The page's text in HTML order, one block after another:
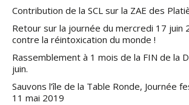
Contribution de la SCL sur la ZAE des
Retour sur la journée du mercredi 17 juin
contre la réintoxication du monde !
Rassemblement à 1 mois de la FIN de la
juin.
Sauvons l’île de la Table Ronde, Journée
11 mai 2019